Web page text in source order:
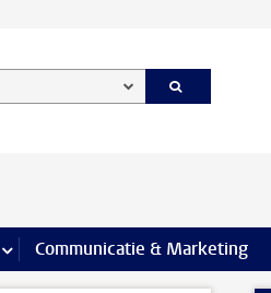
meer Onderzoek pagina’s
Communicatie & Marketing